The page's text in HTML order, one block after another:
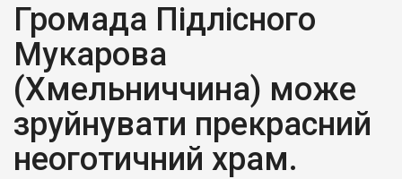
Громада Підлісного
Мукарова
(Хмельниччина) може
зруйнувати прекрасний
неоготичний храм.